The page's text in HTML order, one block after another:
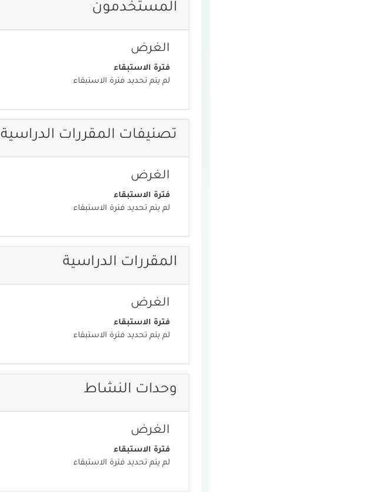
المستخدمون
الغرض
فترة الاستبقاء
لم يتم تحديد فترة الاستبقاء
تصنيفات المقررات الدراسية
الغرض
فترة الاستبقاء
لم يتم تحديد فترة الاستبقاء
المقررات الدراسية
الغرض
فترة الاستبقاء
لم يتم تحديد فترة الاستبقاء
وحدات النشاط
الغرض
فترة الاستبقاء
لم يتم تحديد فترة الاستبقاء